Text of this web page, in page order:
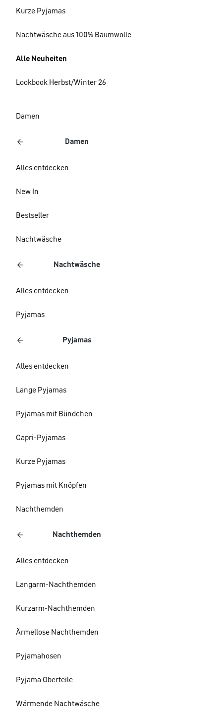
Kurze Pyjamas
Nachtwäsche aus 100% Baumwolle
Alle Neuheiten
Lookbook Herbst/Winter 26
Damen
Damen
Alles entdecken
New In
Bestseller
Nachtwäsche
Nachtwäsche
Alles entdecken
Pyjamas
Pyjamas
Alles entdecken
Lange Pyjamas
Pyjamas mit Bündchen
Capri-Pyjamas
Kurze Pyjamas
Pyjamas mit Knöpfen
Nachthemden
Nachthemden
Alles entdecken
Langarm-Nachthemden
Kurzarm-Nachthemden
Ärmellose Nachthemden
Pyjamahosen
Pyjama Oberteile
Wärmende Nachtwäsche